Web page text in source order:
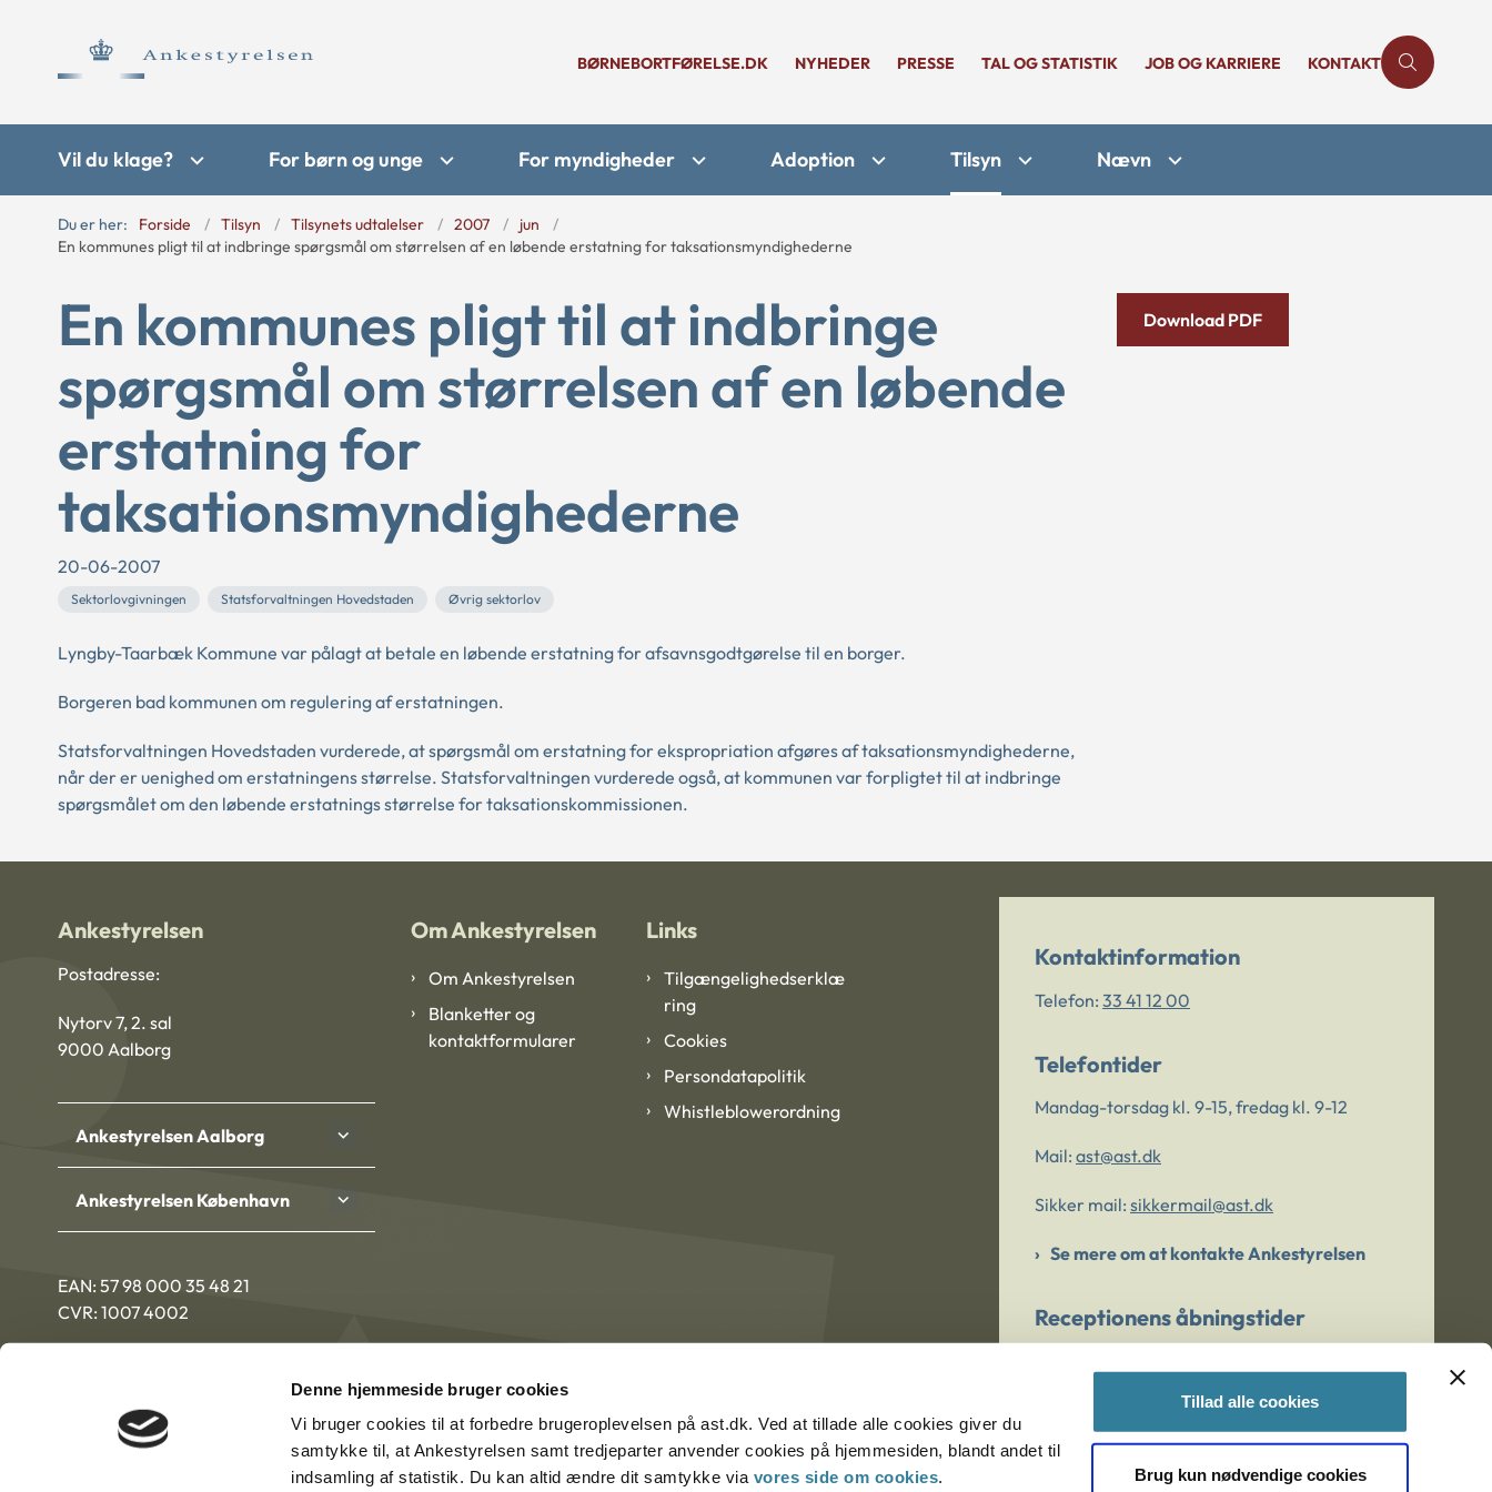
Denne hjemmeside bruger cookies
Vi bruger cookies til at forbedre brugeroplevelsen på ast.dk. Ved at tillade alle cookies giver du
samtykke til, at Ankestyrelsen samt tredjeparter anvender cookies på hjemmesiden, blandt andet til
indsamling af statistik. Du kan altid ændre dit samtykke via vores side om cookies.
Tillad alle cookies
Brug kun nødvendige cookies
BØRNEBORTFØRELSE.DK NYHEDER PRESSE TAL OG STATISTIK JOB OG KARRIERE KONTAKT
Vil du klage? For børn og unge For myndigheder Adoption Tilsyn Nævn
Du er her: Forside Tilsyn Tilsynets udtalelser 2007
jun
En kommunes pligt til at indbringe spørgsmål om størrelsen af en løbende erstatning for taksationsmyndighederne
En kommunes pligt til at indbringe
spørgsmål om størrelsen af en løbende
erstatning for
taksationsmyndighederne
20-06-2007
Sektorlovgivningen Statsforvaltningen Hovedstaden Øvrig sektorlov
Lyngby-Taarbæk Kommune var pålagt at betale en løbende erstatning for afsavnsgodtgørelse til en borger.
Borgeren bad kommunen om regulering af erstatningen.
Statsforvaltningen Hovedstaden vurderede, at spørgsmål om erstatning for ekspropriation afgøres af taksationsmyndighederne,
når der er uenighed om erstatningens størrelse. Statsforvaltningen vurderede også, at kommunen var forpligtet til at indbringe
spørgsmålet om den løbende erstatnings størrelse for taksationskommissionen.
Download PDF
Ankestyrelsen
Postadresse:
Nytorv 7, 2. sal
9000 Aalborg
Ankestyrelsen Aalborg
Ankestyrelsen København
EAN: 57 98 000 35 48 21
CVR: 1007 4002
Om Ankestyrelsen
Om Ankestyrelsen
Blanketter og
kontaktformularer
Links
Tilgængelighedserklæ
ring
Cookies
Persondatapolitik
Whistleblowerordning
Kontaktinformation
Telefon: 33 41 12 00
Telefontider
Mandag-torsdag kl. 9-15, fredag kl. 9-12
Mail: ast@ast.dk
Sikker mail: sikkermail@ast.dk
Se mere om at kontakte Ankestyrelsen
Receptionens åbningstider
Er du bekymret for et barn/en ung?